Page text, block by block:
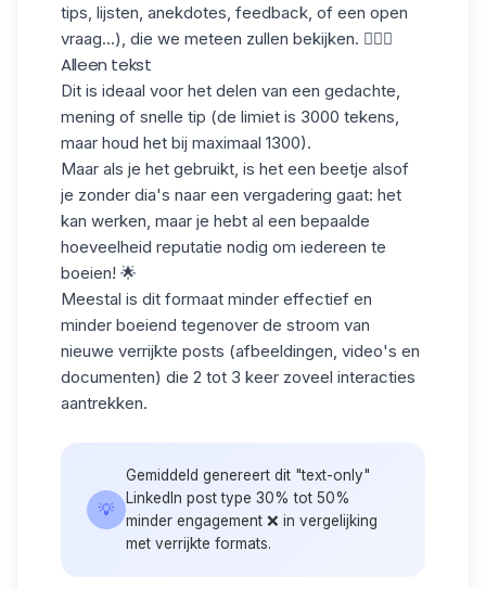
tips, lijsten, anekdotes, feedback, of een open
vraag...), die we meteen zullen bekijken. 💁🏻‍♀️
Alleen tekst
Dit is ideaal voor het delen van een gedachte,
mening of snelle tip (de limiet is 3000 tekens,
maar houd het bij maximaal 1300).
Maar als je het gebruikt, is het een beetje alsof
je zonder dia's naar een vergadering gaat: het
kan werken, maar je hebt al een bepaalde
hoeveelheid reputatie nodig om iedereen te
boeien! 🌟
Meestal is dit formaat minder effectief en
minder boeiend tegenover de stroom van
nieuwe verrijkte posts (afbeeldingen, video's en
documenten) die 2 tot 3 keer zoveel interacties
aantrekken.
💡
Gemiddeld genereert dit "text-only"
LinkedIn post type 30% tot 50%
minder engagement ❌ in vergelijking
met verrijkte formats.